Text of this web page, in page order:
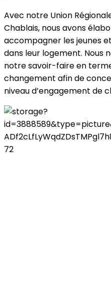
Avec notre Union
Chablais, nous avons
accompagner les jeunes
dans leur logement. Nous
notre savoir-faire en
changement afin de
niveau d’engagement de